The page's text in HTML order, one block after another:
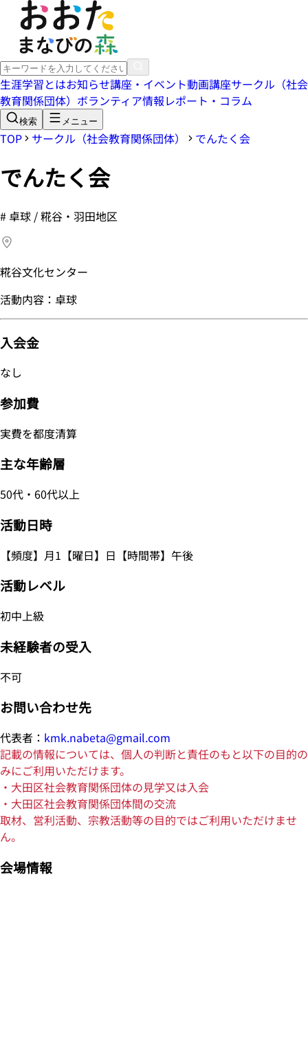
生涯学習とはお知らせ講座・イベント動画講座サークル（社会
教育関係団体） ボランティア情報レポート・コラム
検索 メニュー
TOP サークル（社会教育関係団体） でんたく会
でんたく会
# 卓球 / 糀谷・羽田地区
糀谷文化センター
活動内容：卓球
入会金
なし
参加費
実費を都度清算
主な年齢層
50代・60代以上
活動日時
【頻度】月1【曜日】日【時間帯】午後
活動レベル
初中上級
未経験者の受入
不可
お問い合わせ先
代表者： kmk.nabeta@gmail.com
記載の情報については、個人の判断と責任のもと以下の目的の
みにご利用いただけます。
・大田区社会教育関係団体の見学又は入会
・大田区社会教育関係団体間の交流
取材、営利活動、宗教活動等の目的ではご利用いただけませ
ん。
会場情報